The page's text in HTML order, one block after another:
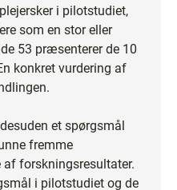
i pilotstudiet,
som en stor eller
53 præsenterer de 10
konkret vurdering af
et spørgsmål
fremme
af forskningsresultater.
i pilotstudiet og de